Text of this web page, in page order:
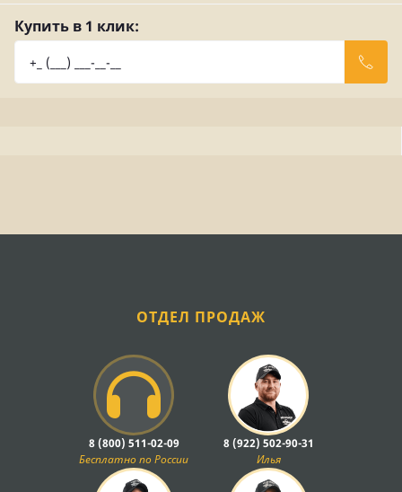
Купить в 1 клик:
ОТДЕЛ ПРОДАЖ
8 (800) 511-02-09
Бесплатно по России
8 (922) 502-90-31
Илья